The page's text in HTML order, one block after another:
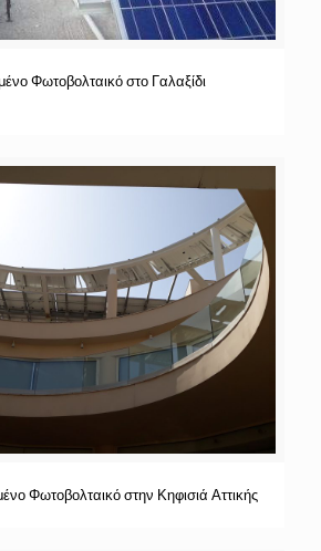
Φωτοβολταικό στο Γαλαξίδι
Φωτοβολταικό στην Κηφισιά Αττικής